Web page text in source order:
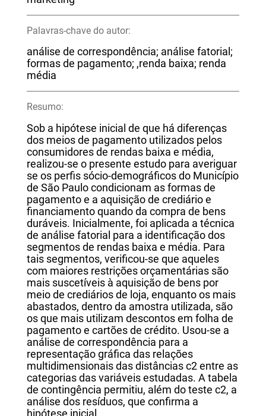
Palavras-chave do autor:
análise de correspondência; análise fatorial;
formas de pagamento; ,renda baixa; renda
média
Resumo:
Sob a hipótese inicial de que há diferenças
dos meios de pagamento utilizados pelos
consumidores de rendas baixa e média,
realizou-se o presente estudo para averiguar
se os perfis sócio-demográficos do Município
de São Paulo condicionam as formas de
pagamento e a aquisição de crediário e
financiamento quando da compra de bens
duráveis. Inicialmente, foi aplicada a técnica
de análise fatorial para a identificação dos
segmentos de rendas baixa e média. Para
tais segmentos, verificou-se que aqueles
com maiores restrições orçamentárias são
mais suscetíveis à aquisição de bens por
meio de crediários de loja, enquanto os mais
abastados, dentro da amostra utilizada, são
os que mais utilizam descontos em folha de
pagamento e cartões de crédito. Usou-se a
análise de correspondência para a
representação gráfica das relações
multidimensionais das distâncias c2 entre as
categorias das variáveis estudadas. A tabela
de contingência permitiu, além do teste c2, a
análise dos resíduos, que confirma a